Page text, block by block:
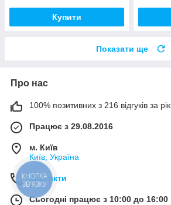
Купити
Показати ще
Про нас
100% позитивних з 216 відгуків за рік
Працює з 29.08.2016
м. Київ
Київ, Україна
Контакти
Сьогодні працює з 10:00 до 16:00
КНОПКА
ЗВ'ЯЗКУ